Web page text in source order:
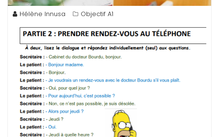
Hélène Innusa Objectif A1